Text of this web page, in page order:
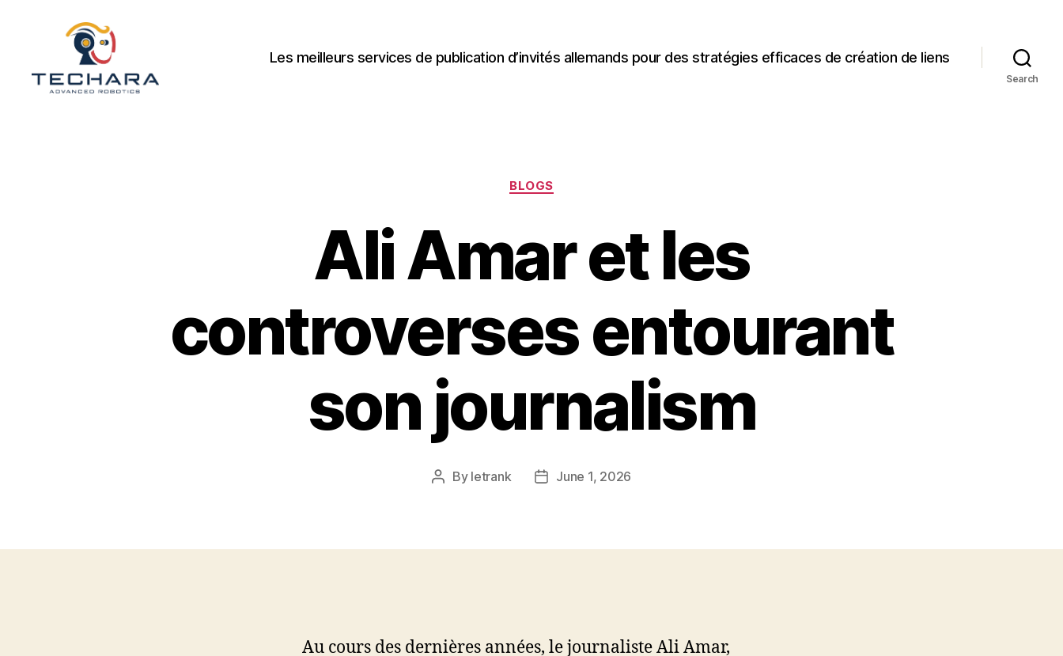
Les meilleurs services de publication d’invités allemands pour des stratégies efficaces de création de liens
Search
Categories
BLOGS
Ali Amar et les
controverses entourant
son journalism
Post
By letrank
PostJune 1, 2026
Au cours des dernières années, le journaliste Ali Amar,